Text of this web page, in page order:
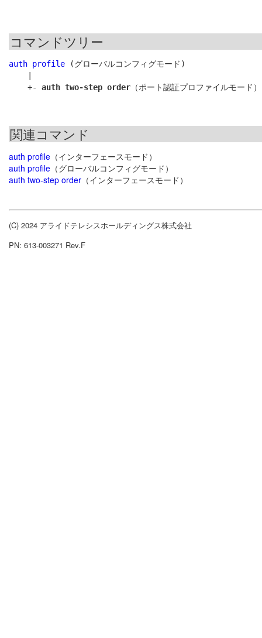
コマンドツリー
auth profile (グローバルコンフィグモード)
    +-
auth two-step order
関連コマンド
auth profile （インターフェースモード）
auth profile （グローバルコンフィグモード）
auth two-step order （インターフェースモード）
(C) 2024 アライドテレシスホールディングス株式会社
PN: 613-003271 Rev.F